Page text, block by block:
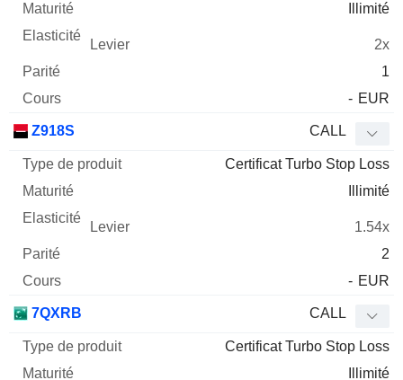
Illimité
2x
1
- EUR
Z918S CALL
Certificat Turbo Stop Loss
Illimité
1.54x
2
- EUR
7QXRB CALL
Certificat Turbo Stop Loss
Illimité